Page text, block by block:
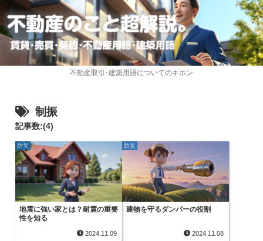
不動産取引･建築用語についてのキホン
制振
記事数:(4)
防災
地震に強い家とは？耐震の重要
性を知る
2024.11.09
防災
建物を守るダンパーの役割
2024.11.08